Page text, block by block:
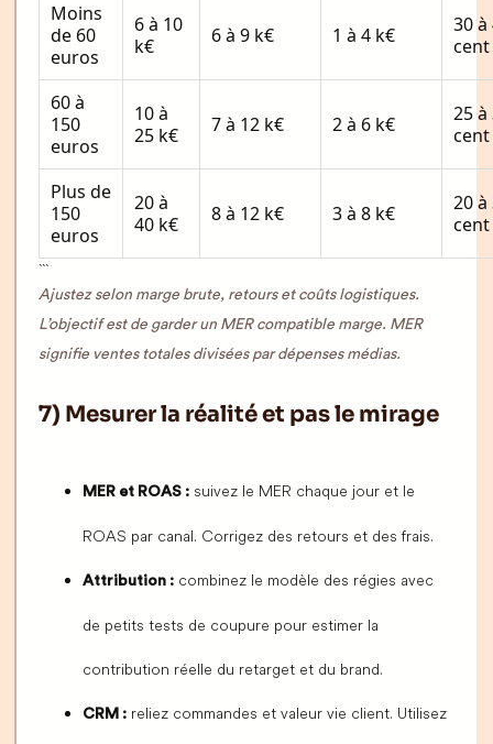
Moins
de 60
euros
6 à 10
k€
6 à 9 k€ 1 à 4 k€
30
cent
60 à
150
euros
10 à
25 k€
7 à 12 k€ 2 à 6 k€
25
cent
Plus de
150
euros
20 à
40 k€
8 à 12 k€ 3 à 8 k€
20
cent
```
Ajustez selon marge brute, retours et coûts logistiques.
L’objectif est de garder un MER compatible marge. MER
signifie ventes totales divisées par dépenses médias.
7) Mesurer la réalité et pas le mirage
MER et ROAS : suivez le MER chaque jour et le
ROAS par canal. Corrigez des retours et des frais.
Attribution : combinez le modèle des régies avec
de petits tests de coupure pour estimer la
contribution réelle du retarget et du brand.
CRM : reliez commandes et valeur vie client. Utilisez